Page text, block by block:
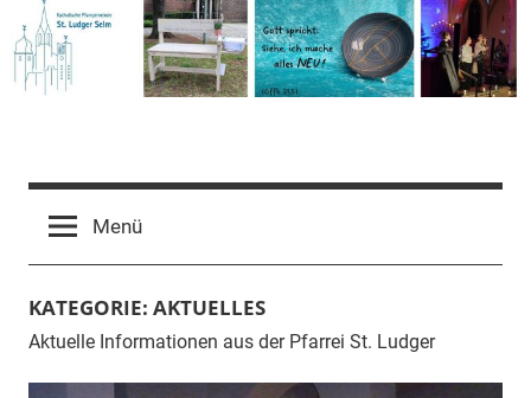
Inhalt
springen
Pfarrgemeinde
St.
Ludger
Selm
Menü
KATEGORIE: AKTUELLES
Aktuelle Informationen aus der Pfarrei St. Ludger